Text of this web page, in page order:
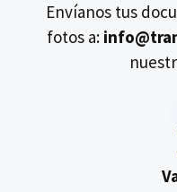
Envíanos tus
fotos a: